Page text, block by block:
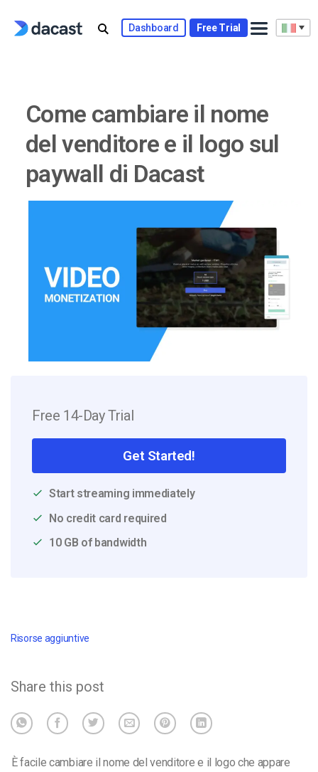
Dashboard Free Trial
Come cambiare il nome
del venditore e il logo sul
paywall di Dacast
Free 14-Day Trial
Get Started!
Start streaming immediately
No credit card required
10 GB of bandwidth
Risorse aggiuntive
Share this post
È facile cambiare il nome del venditore e il logo che appare